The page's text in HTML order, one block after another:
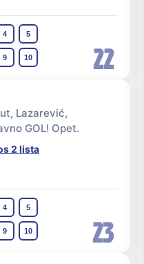
22
4 5
9 10
23
Lazarević,
GOL! Opet.
2 lista
4 5
9 10